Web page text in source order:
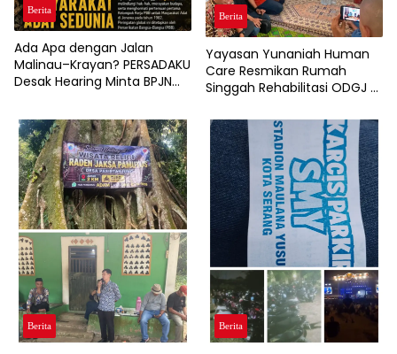
Berita
Ada Apa dengan Jalan
Malinau–Krayan? PERSADAKU
Desak Hearing Minta BPJN
Berita
Yayasan Yunaniah Human
Care Resmikan Rumah
Singgah Rehabilitasi ODGJ di
Berita Berita